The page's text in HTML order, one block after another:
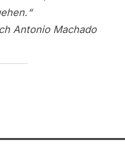
Antonio Machado